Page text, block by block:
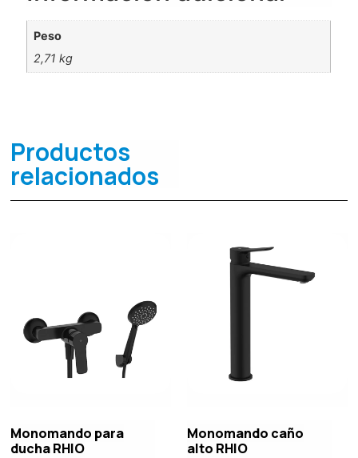
Peso
2,71 kg
Productos
relacionados
Monomando para
ducha RHIO
Monomando caño
alto RHIO